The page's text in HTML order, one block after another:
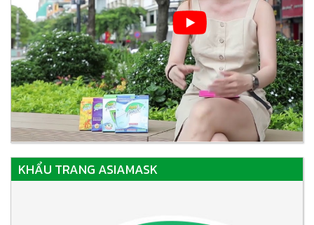
KHẨU TRANG ASIAMASK